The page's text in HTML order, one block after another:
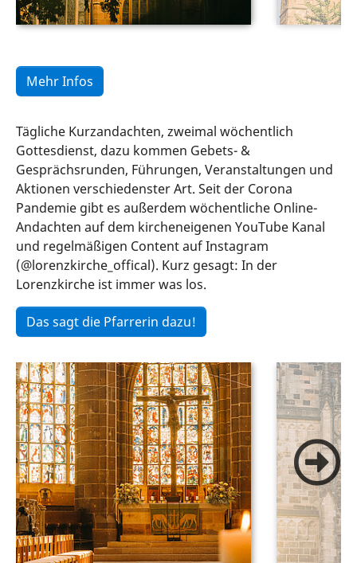
Mehr Infos
Tägliche Kurzandachten, zweimal wöchentlich
Gottesdienst, dazu kommen Gebets- &
Gesprächsrunden, Führungen, Veranstaltungen und
Aktionen verschiedenster Art. Seit der Corona
Pandemie gibt es außerdem wöchentliche Online-
Andachten auf dem kircheneigenen YouTube Kanal
und regelmäßigen Content auf Instagram
(@lorenzkirche_offical). Kurz gesagt: In der
Lorenzkirche ist immer was los.
Das sagt die Pfarrerin dazu!